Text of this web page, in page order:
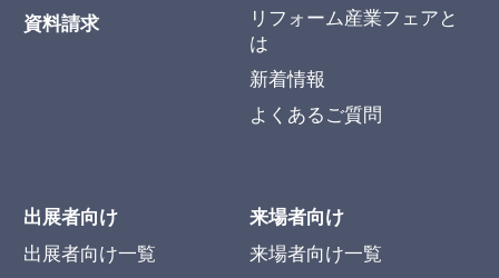
資料請求
リフォーム産業フェアと
は
新着情報
よくあるご質問
出展者向け
出展者向け一覧
来場者向け
来場者向け一覧